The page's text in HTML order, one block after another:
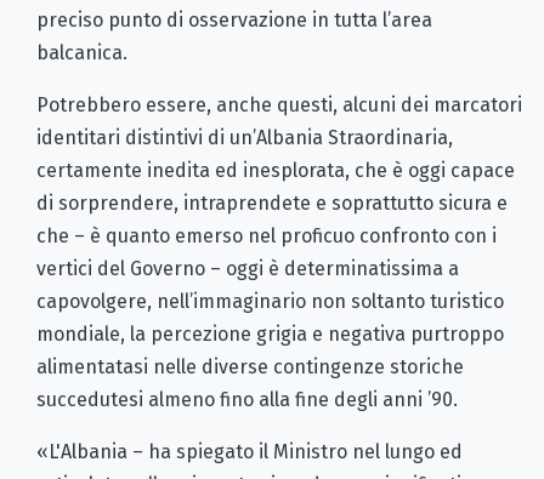
preciso punto di osservazione in tutta l’area
balcanica.
Potrebbero essere, anche questi, alcuni dei marcatori
identitari distintivi di un’Albania Straordinaria,
certamente inedita ed inesplorata, che è oggi capace
di sorprendere, intraprendete e soprattutto sicura e
che – è quanto emerso nel proficuo confronto con i
vertici del Governo – oggi è determinatissima a
capovolgere, nell’immaginario non soltanto turistico
mondiale, la percezione grigia e negativa purtroppo
alimentatasi nelle diverse contingenze storiche
succedutesi almeno fino alla fine degli anni ’90.
«L'Albania – ha spiegato il Ministro nel lungo ed